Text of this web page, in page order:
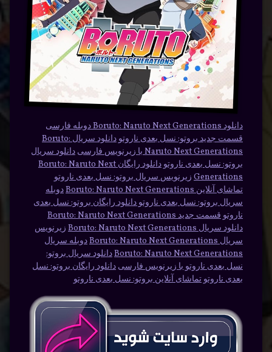
دانلود Boruto: Naruto Next Generations دوبله فارسی
قسمت جدید بروتو: نسل بعدی ناروتو
دانلود سریال Boruto:
Naruto Next Generations با زیرنویس فارسی
دانلود سریال
بروتو: نسل بعدی ناروتو
دانلود رایگان Boruto: Naruto Next
Generations زیرنویس سریال بروتو: نسل بعدی ناروتو
تماشای آنلاین Boruto: Naruto Next Generations
دوبله
سریال بروتو: نسل بعدی ناروتو دانلود رایگان بروتو: نسل بعدی
ناروتو قسمت جدید Boruto: Naruto Next Generations
دانلود سریال Boruto: Naruto Next Generations
زیرنویس
سریال Boruto: Naruto Next Generations
دوبله سریال
Boruto: Naruto Next Generationsدانلود سریال بروتو:
نسل بعدی ناروتو با زیرنویس فارسی دانلود رایگان بروتو: نسل
بعدی ناروتو تماشای آنلاین بروتو: نسل بعدی ناروتو